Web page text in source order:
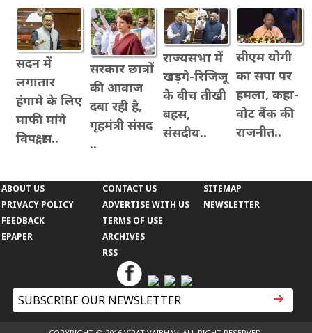
सदन में
लगातार
हंगामे के लिए
माफी मांगे
विपक्ष, स..
सरकार छात्रों
की आवाज
दबा रही है,
गृहमंत्री संसद
..
राज्यसभा में
खड़गे-रिजिजू
के बीच तीखी
बहस,
संसदीय..
सीएम योगी
का सपा पर
हमला, कहा-
वोट बैंक की
राजनीत..
ABOUT US
PRIVACY POLICY
CONTACT US
ADVERTISE WITH US
SITEMAP
NEWSLETTER
FEEDBACK
EPAPER
TERMS OF USE
ARCHIVES
RSS